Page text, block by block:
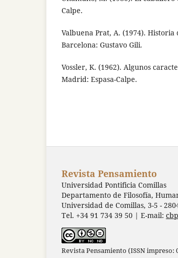
Calpe.
Valbuena Prat, A. (1974).
Barcelona: Gustavo Gili.
Vossler, K. (1962). Algunos
Madrid: Espasa-Calpe.
Revista Pensamiento
Universidad Pontificia Comillas
Departamento de Filosofía,
Universidad de Comillas, 3-5 -
Tel. +34 91 734 39 50 | E-mail:
Revista Pensamiento (ISSN impreso: